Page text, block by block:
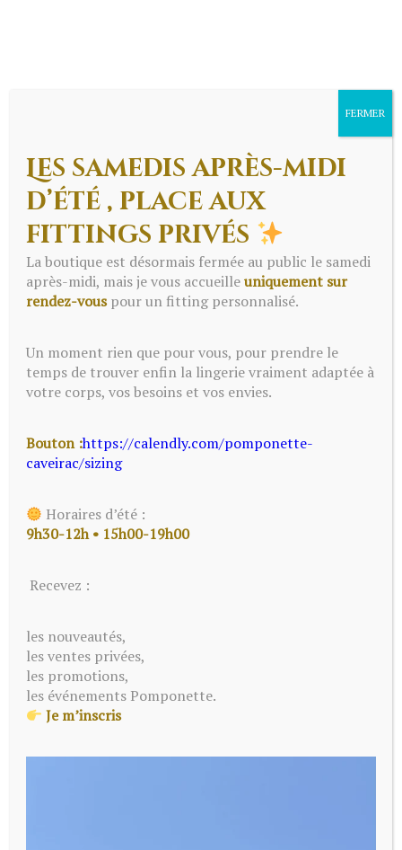
Menu
Le Soutien Gorge de
scelerisque laoreet commodo at nascetur velit. Viverra
13 DÉCEMBRE 2023
Les samedis après-midi
d’été , place aux
fittings privés
La boutique est désormais fermée au public le samedi
après-midi, mais je vous accueilleuniquement sur
rendez-vouspour un fitting personnalisé.
Un moment rien que pour vous, pour prendre le
temps de trouver enfin la lingerie vraiment adaptée à
votre corps, vos besoins et vos envies.
Bouton :https://calendly.com/pomponette-
caveirac/sizing
Horaires d’été :
9h30-12h • 15h00-19h00
Recevez :
les nouveautés,
les ventes privées,
les promotions,
les événements Pomponette.
Je m’inscris
FERMER